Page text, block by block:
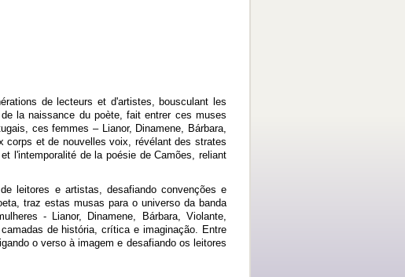
de lecteurs et d'artistes, bousculant les
la naissance du poète, fait entrer ces muses
ces femmes – Lianor, Dinamene, Bárbara,
corps et de nouvelles voix, révélant des strates
l'intemporalité de la poésie de Camões, reliant
leitores e artistas, desafiando convenções e
traz estas musas para o universo da banda
- Lianor, Dinamene, Bárbara, Violante,
de história, crítica e imaginação. Entre
o verso à imagem e desafiando os leitores